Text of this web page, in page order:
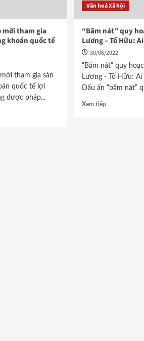
mời tham gia
khoán quốc tế
tham gia sàn
quốc tế lợi
được pháp...
Văn hoá Xã hội
“Băm nát” quy
Lương – Tố Hữu:
30/06/2022
“Băm nát” quy
Lương - Tố Hữu: Ai
Dấu ấn “băm nát”
Xem tiếp